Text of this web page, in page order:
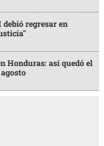
regresar en
Honduras: así quedó el